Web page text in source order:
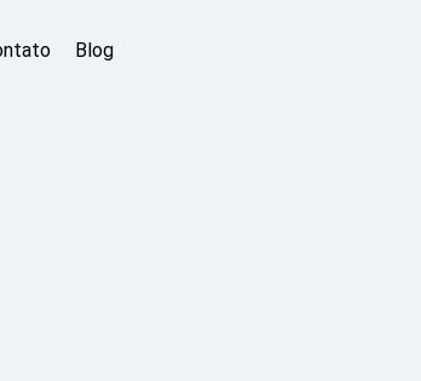
Blog